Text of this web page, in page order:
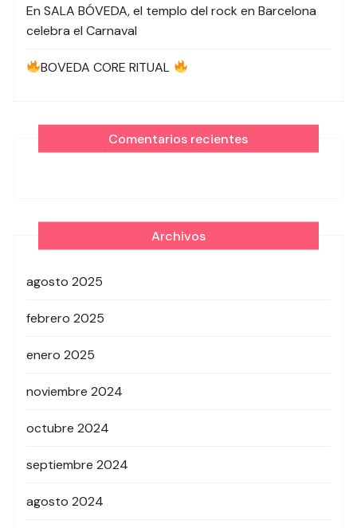
En SALA BÓVEDA, el templo del rock en Barcelona
celebra el Carnaval
BOVEDA CORE RITUAL
Comentarios recientes
Archivos
agosto 2025
febrero 2025
enero 2025
noviembre 2024
octubre 2024
septiembre 2024
agosto 2024